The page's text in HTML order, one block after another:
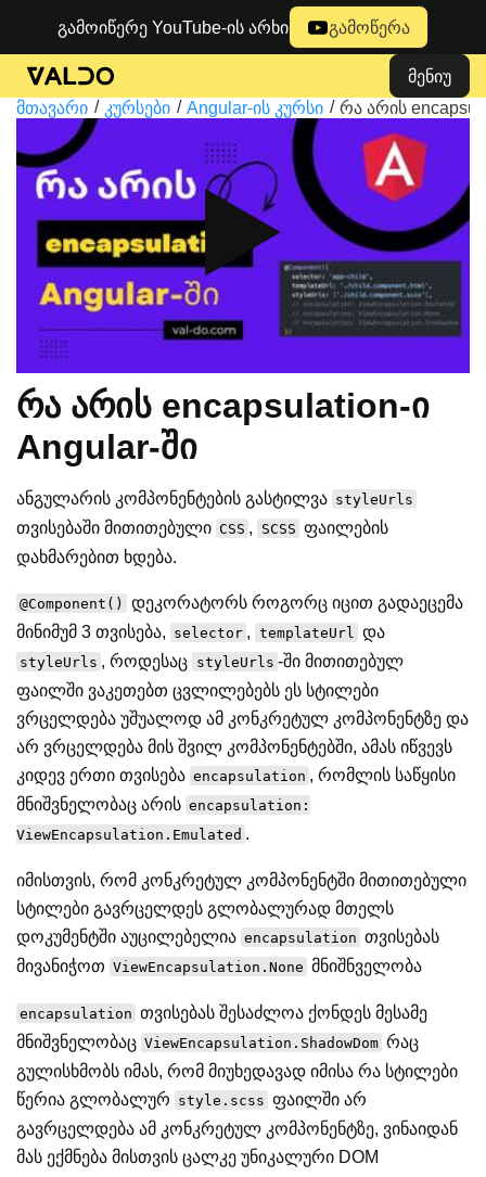
გამოიწერე YouTube-ის არხი გამოწერა
მენიუ
მთავარი
კურსები Angular-ის კურსი რა არის
რა არის encapsulation-ი
Angular-ში
ანგულარის კომპონენტების გასტილვა styleUrls
თვისებაში მითითებული CSS , SCSS ფაილების
დახმარებით ხდება.
@Component()
დეკორატორს როგორც იცით გადაეცემა
მინიმუმ 3 თვისება, selector , templateUrl და
styleUrls , როდესაც styleUrls -ში მითითებულ
ფაილში ვაკეთებთ ცვლილებებს ეს სტილები
ვრცელდება უშუალოდ ამ კონკრეტულ კომპონენტზე და
არ ვრცელდება მის შვილ კომპონენტებში, ამას იწვევს
კიდევ ერთი თვისება encapsulation , რომლის საწყისი
მნიშვნელობაც არის encapsulation:
ViewEncapsulation.Emulated .
იმისთვის, რომ კონკრეტულ კომპონენტში მითითებული
სტილები გავრცელდეს გლობალურად მთელს
დოკუმენტში აუცილებელია encapsulation თვისებას
მივანიჭოთ ViewEncapsulation.None მნიშნველობა
encapsulation თვისებას შესაძლოა ქონდეს მესამე
მნიშვნელობაც ViewEncapsulation.ShadowDom რაც
გულისხმობს იმას, რომ მიუხედავად იმისა რა სტილები
წერია გლობალურ style.scss ფაილში არ
გავრცელდება ამ კონკრეტულ კომპონენტზე, ვინაიდან
მას ექმნება მისთვის ცალკე უნიკალური DOM